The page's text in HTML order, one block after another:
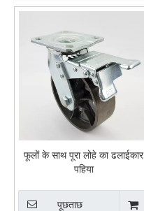
फूलों के साथ पूरा लोहे का ढलाईकार
पहिया
पूछताछ